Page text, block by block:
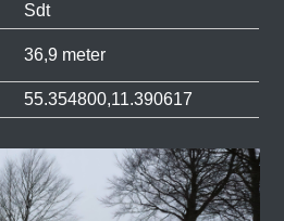
Sdt
36,9 meter
55.354800,11.390617